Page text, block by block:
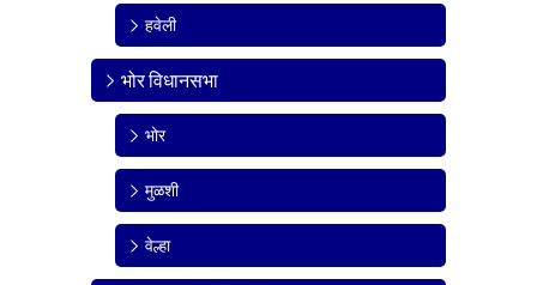
हवेली
भोर विधानसभा
भोर
मुळशी
वेल्हा